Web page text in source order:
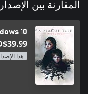
المقارنة بين
10
هذا الإصدار